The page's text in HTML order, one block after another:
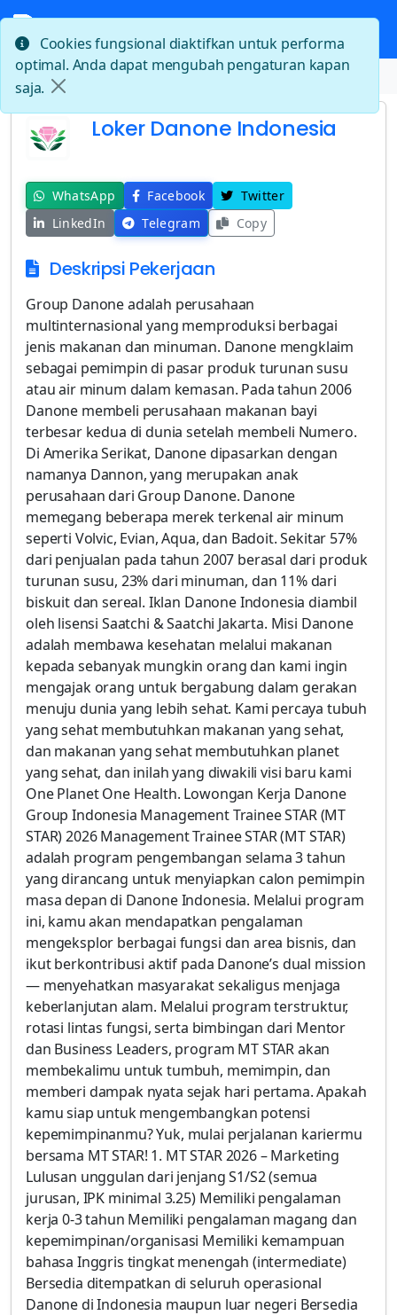
Beranda Loker Danone Indonesia
Loker Danone Indonesia
WhatsApp Facebook
Twitter
LinkedIn
Telegram Copy
Deskripsi Pekerjaan
Group Danone adalah perusahaan
multinternasional yang memproduksi berbagai
jenis makanan dan minuman. Danone mengklaim
sebagai pemimpin di pasar produk turunan susu
atau air minum dalam kemasan. Pada tahun 2006
Danone membeli perusahaan makanan bayi
terbesar kedua di dunia setelah membeli Numero.
Di Amerika Serikat, Danone dipasarkan dengan
namanya Dannon, yang merupakan anak
perusahaan dari Group Danone. Danone
memegang beberapa merek terkenal air minum
seperti Volvic, Evian, Aqua, dan Badoit. Sekitar 57%
dari penjualan pada tahun 2007 berasal dari produk
turunan susu, 23% dari minuman, dan 11% dari
biskuit dan sereal. Iklan Danone Indonesia diambil
oleh lisensi Saatchi & Saatchi Jakarta. Misi Danone
adalah membawa kesehatan melalui makanan
kepada sebanyak mungkin orang dan kami ingin
mengajak orang untuk bergabung dalam gerakan
menuju dunia yang lebih sehat. Kami percaya tubuh
yang sehat membutuhkan makanan yang sehat,
dan makanan yang sehat membutuhkan planet
yang sehat, dan inilah yang diwakili visi baru kami
One Planet One Health. Lowongan Kerja Danone
Group Indonesia Management Trainee STAR (MT
STAR) 2026 Management Trainee STAR (MT STAR)
adalah program pengembangan selama 3 tahun
yang dirancang untuk menyiapkan calon pemimpin
masa depan di Danone Indonesia. Melalui program
ini, kamu akan mendapatkan pengalaman
mengeksplor berbagai fungsi dan area bisnis, dan
ikut berkontribusi aktif pada Danone’s dual mission
— menyehatkan masyarakat sekaligus menjaga
keberlanjutan alam. Melalui program terstruktur,
rotasi lintas fungsi, serta bimbingan dari Mentor
dan Business Leaders, program MT STAR akan
membekalimu untuk tumbuh, memimpin, dan
memberi dampak nyata sejak hari pertama. Apakah
kamu siap untuk mengembangkan potensi
kepemimpinanmu? Yuk, mulai perjalanan kariermu
bersama MT STAR! 1. MT STAR 2026 – Marketing
Lulusan unggulan dari jenjang S1/S2 (semua
jurusan, IPK minimal 3.25) Memiliki pengalaman
kerja 0-3 tahun Memiliki pengalaman magang dan
kepemimpinan/organisasi Memiliki kemampuan
bahasa Inggris tingkat menengah (intermediate)
Bersedia ditempatkan di seluruh operasional
Danone di Indonesia maupun luar negeri Bersedia
Cookies fungsional diaktifkan untuk performa
optimal. Anda dapat mengubah pengaturan kapan
saja.